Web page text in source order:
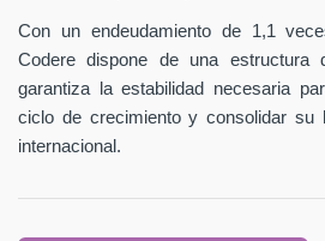
Con un endeudamiento de 1,1
Codere dispone de una estructura
garantiza la estabilidad necesaria
ciclo de crecimiento y consolidar su
internacional.